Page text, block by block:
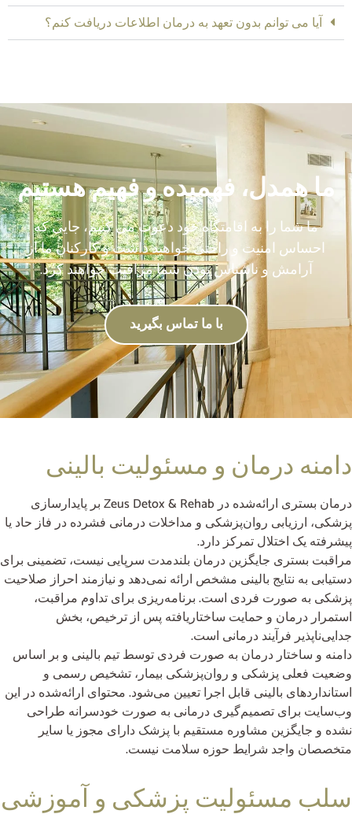
آیا می توانم بدون تعهد به درمان اطلاعات دریافت کنم؟
ما همدل، فهمیده و فهیم هستیم
ما شما را به اقامتگاه خود دعوت می کنیم، جایی که
احساس امنیت و راحتی خواهید داشت و کارکنان ما از
آرامش و ناشناس بودن شما مراقبت خواهند کرد.
با ما تماس بگیرید
دامنه درمان و مسئولیت بالینی
درمان بستری ارائه‌شده در Zeus Detox & Rehab بر پایدارسازی
پزشکی، ارزیابی روان‌پزشکی و مداخلات درمانی فشرده در فاز حاد یا
پیشرفته یک اختلال تمرکز دارد.
مراقبت بستری جایگزین درمان بلندمدت سرپایی نیست، تضمینی برای
دستیابی به نتایج بالینی مشخص ارائه نمی‌دهد و نیازمند احراز صلاحیت
پزشکی به صورت فردی است. برنامه‌ریزی برای تداوم مراقبت،
استمرار درمان و حمایت ساختاریافته پس از ترخیص، بخش
جدایی‌ناپذیر فرآیند درمانی است.
دامنه و ساختار درمان به صورت فردی توسط تیم بالینی و بر اساس
وضعیت فعلی پزشکی و روان‌پزشکی بیمار، تشخیص رسمی و
استانداردهای بالینی قابل اجرا تعیین می‌شود. محتوای ارائه‌شده در این
وب‌سایت برای تصمیم‌گیری درمانی به صورت خودسرانه طراحی
نشده و جایگزین مشاوره مستقیم با پزشک دارای مجوز یا سایر
متخصصان واجد شرایط حوزه سلامت نیست.
سلب مسئولیت پزشکی و آموزشی